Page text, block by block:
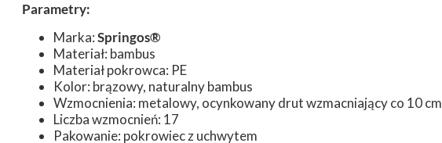
Parametry:
Marka:Springos®
Materiał: bambus
Materiał pokrowca: PE
Kolor: brązowy, naturalny bambus
Wzmocnienia: metalowy, ocynkowany drut wzmacniający co 10 cm
Liczba wzmocnień: 17
Pakowanie: pokrowiec z uchwytem